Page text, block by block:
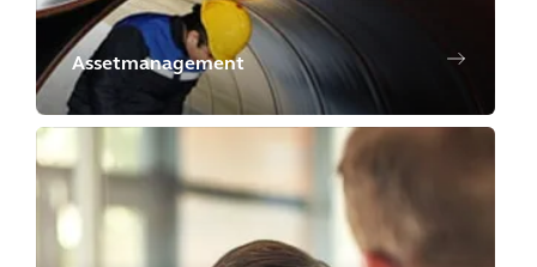
Assetmanagement